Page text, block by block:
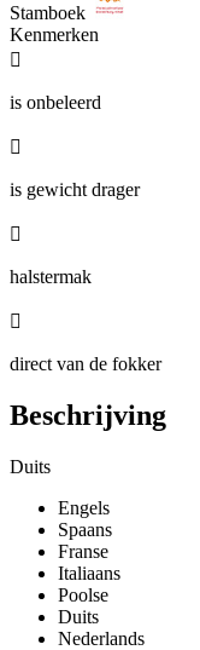
Stamboek
Kenmerken

is onbeleerd

is gewicht drager

halstermak

direct van de fokker
Beschrijving
Duits
Engels
Spaans
Franse
Italiaans
Poolse
Duits
Nederlands